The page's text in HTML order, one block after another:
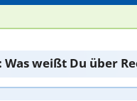
Was weißt Du über